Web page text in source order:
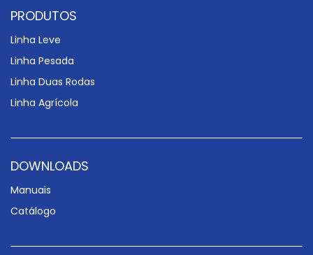
PRODUTOS
Linha Leve
Linha Pesada
Linha Duas Rodas
Linha Agrícola
DOWNLOADS
Manuais
Catálogo